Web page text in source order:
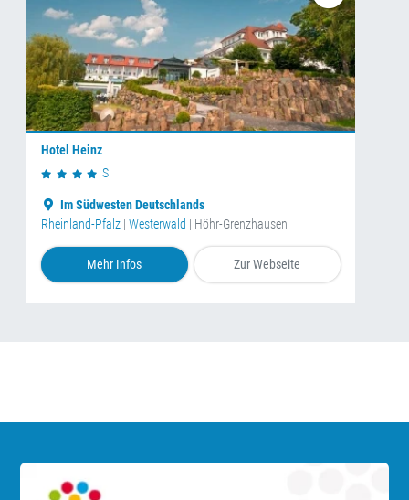
Hotel Heinz
S
Im Südwesten Deutschlands
Rheinland-Pfalz | Westerwald | Höhr-Grenzhausen
Mehr Infos Zur Webseite